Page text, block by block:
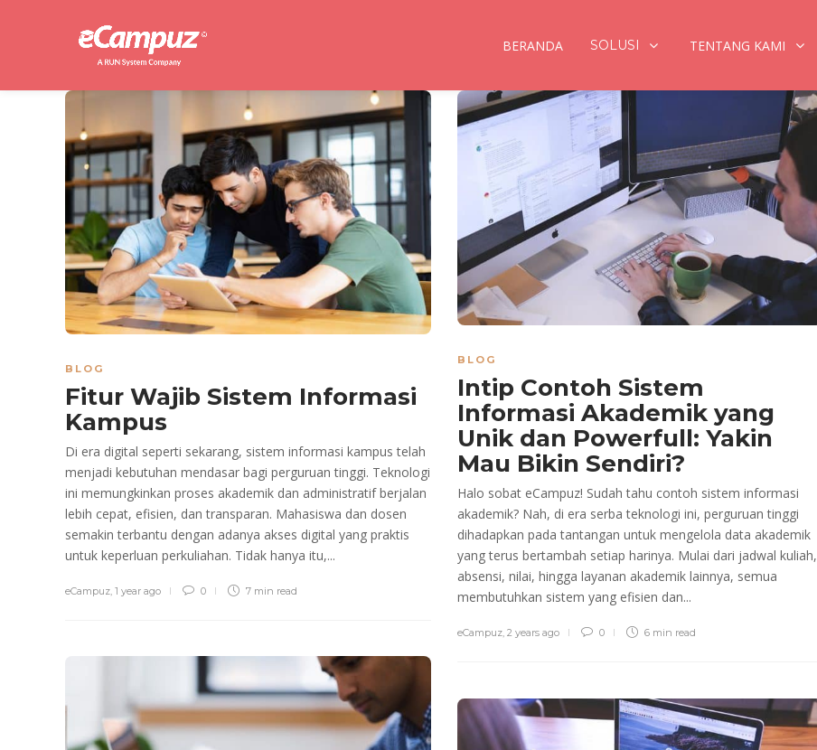
BERANDA SOLUSI TENTANG KAMI
BLOG
Fitur Wajib Sistem Informasi
Kampus
Di era digital seperti sekarang, sistem informasi kampus telah
menjadi kebutuhan mendasar bagi perguruan tinggi. Teknologi
ini memungkinkan proses akademik dan administratif berjalan
lebih cepat, efisien, dan transparan. Mahasiswa dan dosen
semakin terbantu dengan adanya akses digital yang praktis
untuk keperluan perkuliahan. Tidak hanya itu,...
eCampuz 1 year ago 0 7 min read
BLOG
Intip Contoh Sistem
Informasi Akademik yang
Unik dan Powerfull: Yakin
Mau Bikin Sendiri?
Halo sobat eCampuz! Sudah tahu contoh sistem informasi
akademik? Nah, di era serba teknologi ini, perguruan tinggi
dihadapkan pada tantangan untuk mengelola data akademik
yang terus bertambah setiap harinya. Mulai dari jadwal kuliah,
absensi, nilai, hingga layanan akademik lainnya, semua
membutuhkan sistem yang efisien dan...
eCampuz, 2 years ago 0 6 min read